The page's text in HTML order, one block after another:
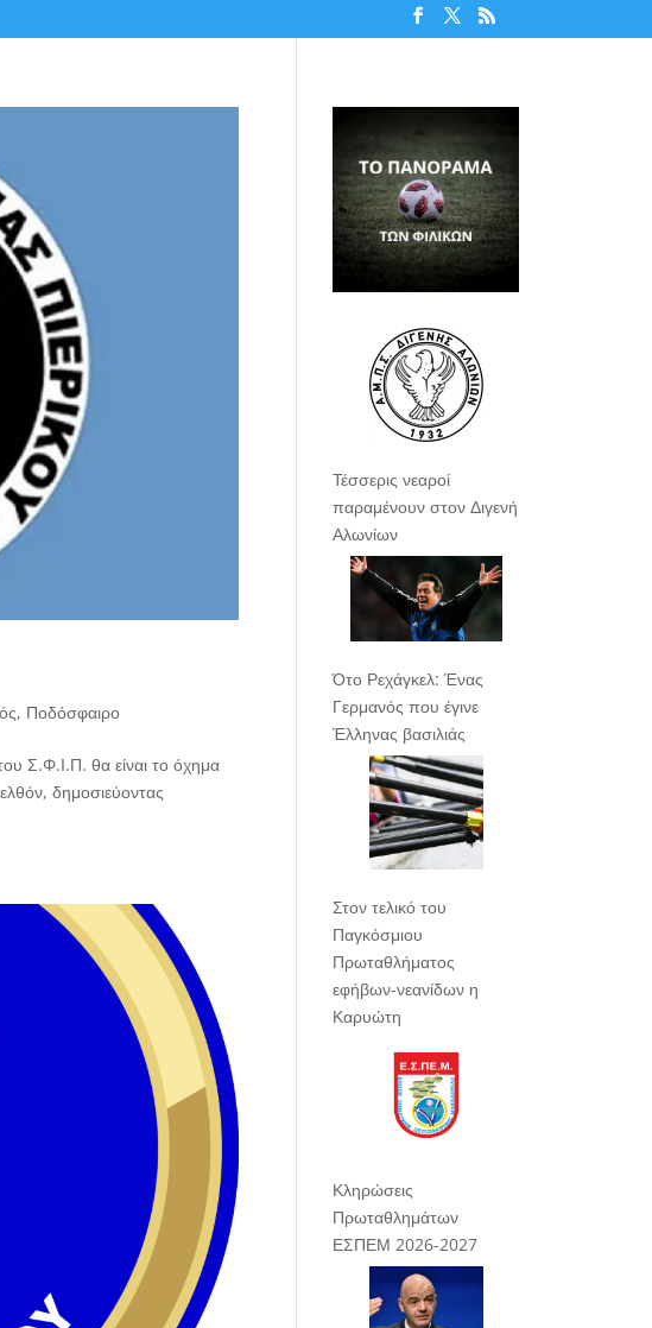
, Ποδόσφαιρο
Σ.Φ.Ι.Π. θα είναι το όχημα
δημοσιεύοντας
Τέσσερις νεαροί
παραμένουν στον Διγενή
Αλωνίων
Ότο Ρεχάγκελ: Ένας
Γερμανός που έγινε
Έλληνας βασιλιάς
Στον τελικό του
Παγκόσμιου
Πρωταθλήματος
εφήβων-νεανίδων η
Καρυώτη
Κληρώσεις
Πρωταθλημάτων
ΕΣΠΕΜ 2026-2027